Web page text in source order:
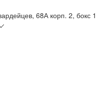
68А корп. 2, бокс 1